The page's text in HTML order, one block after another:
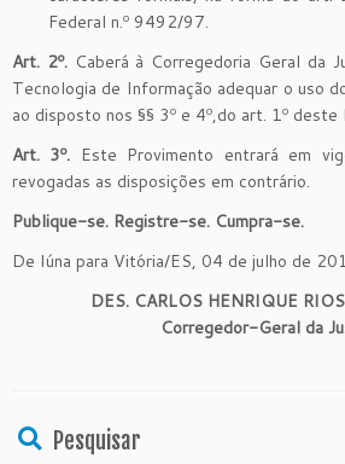
Federal n.º 9492/97.
Art. 2º.Caberá à Corregedoria Geral da
Tecnologia de Informação adequar o uso
ao disposto nos §§ 3º e 4º,do art. 1º deste
Art. 3º. Este Provimento entrará em
revogadas as disposições em contrário.
Publique-se. Registre-se. Cumpra-se.
De Iúna para Vitória/ES, 04 de julho de
DES. CARLOS HENRIQUE
Corregedor-Geral da
Pesquisar